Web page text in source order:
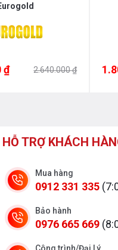
₫ 2.640.000 ₫
HỖ TRỢ KHÁCH
Mua hàng
0912 331 335
Bảo hành
0976 665 669
Công trình/Đại Lý